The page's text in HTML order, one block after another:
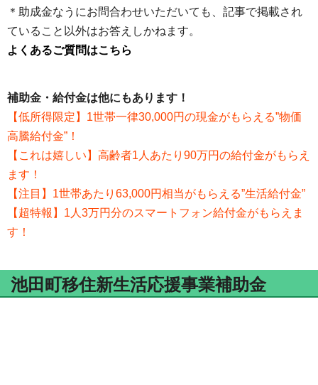
＊助成金なうにお問合わせいただいても、記事で掲載され
ていること以外はお答えしかねます。
よくあるご質問はこちら
補助金・給付金は他にもあります！
【低所得限定】1世帯一律30,000円の現金がもらえる”物価
高騰給付金”！
【これは嬉しい】高齢者1人あたり90万円の給付金がもらえ
ます！
【注目】1世帯あたり63,000円相当がもらえる”生活給付金”
【超特報】1人3万円分のスマートフォン給付金がもらえま
す！
池田町移住新生活応援事業補助金